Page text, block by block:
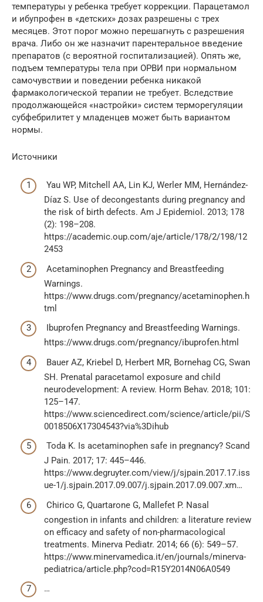
температуры у ребенка требует коррекции. Парацетамол
и ибупрофен в «детских» дозах разрешены с трех
месяцев. Этот порог можно перешагнуть с разрешения
врача. Либо он же назначит парентеральное введение
препаратов (с вероятной госпитализацией). Опять же,
подъем температуры тела при ОРВИ при нормальном
самочувствии и поведении ребенка никакой
фармакологической терапии не требует. Вследствие
продолжающейся «настройки» систем терморегуляции
субфебрилитет у младенцев может быть вариантом
нормы.
Источники
Yau WP, Mitchell AA, Lin KJ, Werler MM, Hernández-
Díaz S. Use of decongestants during pregnancy and
the risk of birth defects. Am J Epidemiol. 2013; 178
(2): 198–208.
https://academic.oup.com/aje/article/178/2/198/12
2453
Acetaminophen Pregnancy and Breastfeeding
Warnings.
https://www.drugs.com/pregnancy/acetaminophen.h
tml
Ibuprofen Pregnancy and Breastfeeding Warnings.
https://www.drugs.com/pregnancy/ibuprofen.html
Bauer AZ, Kriebel D, Herbert MR, Bornehag CG, Swan
SH. Prenatal paracetamol exposure and child
neurodevelopment: A review. Horm Behav. 2018; 101:
125–147.
https://www.sciencedirect.com/science/article/pii/S
0018506X17304543?via%3Dihub
Toda K. Is acetaminophen safe in pregnancy? Scand
J Pain. 2017; 17: 445–446.
https://www.degruyter.com/view/j/sjpain.2017.17.iss
ue-1/j.sjpain.2017.09.007/j.sjpain.2017.09.007.xm…
Chirico G, Quartarone G, Mallefet P. Nasal
congestion in infants and children: a literature review
on efficacy and safety of non-pharmacological
treatments. Minerva Pediatr. 2014; 66 (6): 549–57.
https://www.minervamedica.it/en/journals/minerva-
pediatrica/article.php?cod=R15Y2014N06A0549
…